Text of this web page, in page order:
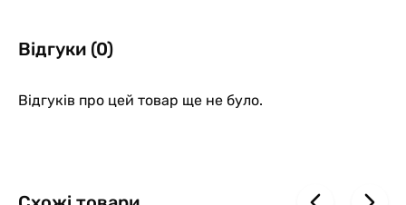
води, помістіть лапу всередину, покрутіть лапомийку, витягніть
лапу та протріть її рушником. Повторіть те саме з іншими лапами.
Лапомийка легко розбирається й чиститься. Розкрутіть верхню
кришку, вилийте брудну воду, зніміть внутрішню вкладку та
Відгуки (0)
Відгуків про цей товар ще не було.